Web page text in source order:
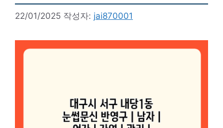
22/01/2025 작성자: jai870001